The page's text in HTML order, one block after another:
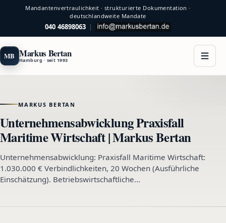
Mandantenvertraulichkeit · strukturierte Dokumentation ·
deutschlandweite Mandate
040 46898063 |
MB Markus Bertan
Hamburg · seit 1993
MARKUS BERTAN
Unternehmensabwicklung Praxisfall
Maritime Wirtschaft | Markus Bertan
Unternehmensabwicklung: Praxisfall Maritime Wirtschaft:
1.030.000 € Verbindlichkeiten, 20 Wochen (Ausführliche
Einschätzung). Betriebswirtschaftliche…